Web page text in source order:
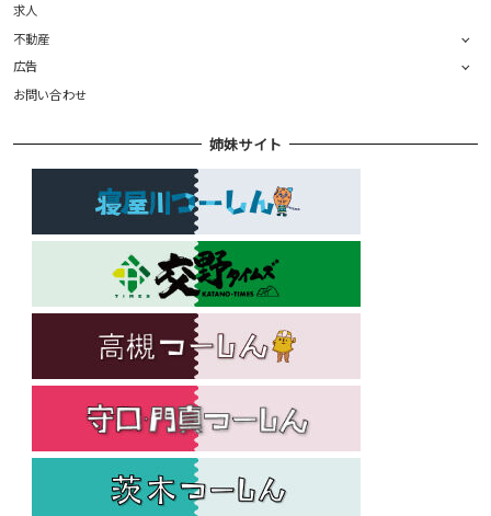
求人
不動産
広告
お問い合わせ
姉妹サイト